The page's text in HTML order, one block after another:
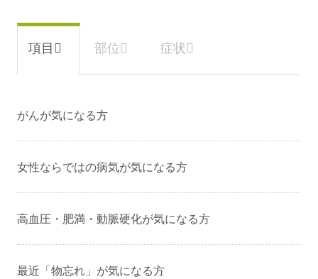
③胃透視→胃カメラへの振り替え
人間ドックご受診の方………￥5,500
④胃透視（バリウム）検査
￥17,600
⑥鎮静剤（経口胃カメラのみ）
￥4,400
合、検査日終日、車・バイク・自転車の運転できませ
がんが気になる方
女性ならではの病気が気になる方
高血圧・肥満・動脈硬化が気になる方
最近「物忘れ」が気になる方